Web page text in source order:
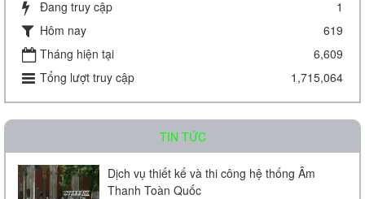
Amply chia 2 vùng KAC - J60D
Liên hệ
Đang truy cập
1
Hôm nay
619
Tháng hiện tại
6,609
Tổng lượt truy cập
1,715,064
TIN TỨC
Dịch vụ thiết kế và thi công hệ thống Âm
Thanh Toàn Quốc